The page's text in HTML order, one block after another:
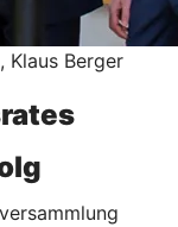
Klaus Berger